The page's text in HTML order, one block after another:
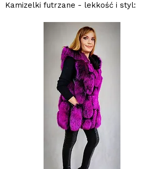
Kamizelki futrzane - lekkość i styl: